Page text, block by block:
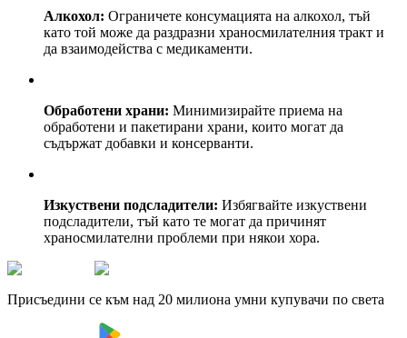
Алкохол: Ограничете консумацията на алкохол, тъй
като той може да раздразни храносмилателния тракт и
да взаимодейства с медикаменти.
Обработени храни: Минимизирайте приема на
обработени и пакетирани храни, които могат да
съдържат добавки и консерванти.
Изкуствени подсладители: Избягвайте изкуствени
подсладители, тъй като те могат да причинят
храносмилателни проблеми при някои хора.
Присъедини се към над 20 милиона умни купувачи по света